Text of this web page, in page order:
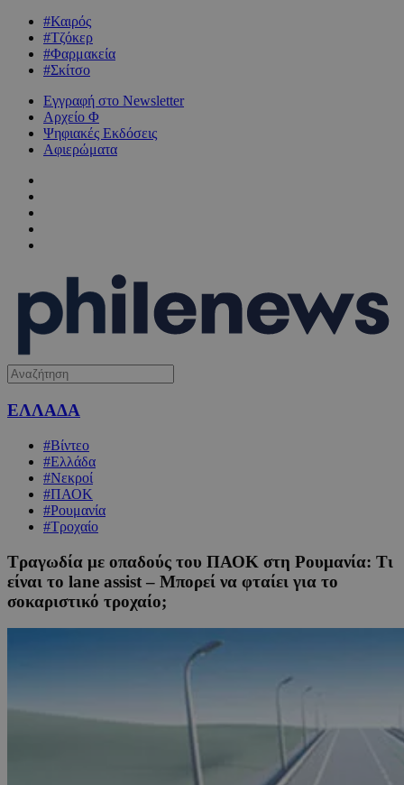
#Καιρός
#Τζόκερ
#Φαρμακεία
#Σκίτσο
Εγγραφή στο Newsletter
Αρχείο Φ
Ψηφιακές Εκδόσεις
Αφιερώματα
ΕΛΛΑΔΑ
#Βίντεο
#Ελλάδα
#Νεκροί
#ΠΑΟΚ
#Ρουμανία
#Τροχαίο
Τραγωδία με οπαδούς του ΠΑΟΚ στη Ρουμανία: Τι
είναι το lane assist – Μπορεί να φταίει για το
σοκαριστικό τροχαίο;